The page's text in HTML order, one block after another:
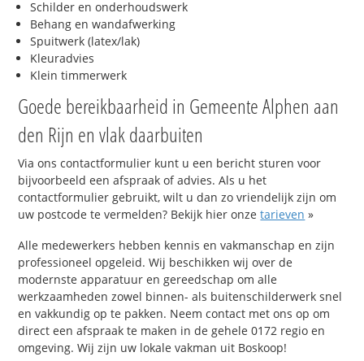
Schilder en onderhoudswerk
Behang en wandafwerking
Spuitwerk (latex/lak)
Kleuradvies
Klein timmerwerk
Goede bereikbaarheid in Gemeente Alphen aan
den Rijn en vlak daarbuiten
Via ons contactformulier kunt u een bericht sturen voor
bijvoorbeeld een afspraak of advies. Als u het
contactformulier gebruikt, wilt u dan zo vriendelijk zijn om
uw postcode te vermelden? Bekijk hier onzetarieven »
Alle medewerkers hebben kennis en vakmanschap en zijn
professioneel opgeleid. Wij beschikken wij over de
modernste apparatuur en gereedschap om alle
werkzaamheden zowel binnen- als buitenschilderwerk snel
en vakkundig op te pakken. Neem contact met ons op om
direct een afspraak te maken in de gehele 0172 regio en
omgeving. Wij zijn uw lokale vakman uit Boskoop!